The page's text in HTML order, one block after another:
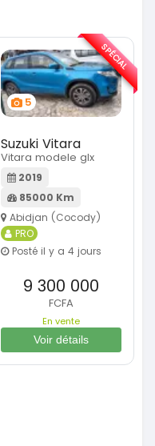
5
Suzuki Vitara
Vitara modele glx
2019
85000 Km
Abidjan (Cocody)
PRO
Posté il y a 4 jours
9 300 000
FCFA
En vente
Voir détails
SPÉCIAL